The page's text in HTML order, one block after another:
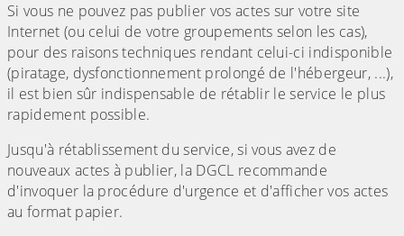
Si vous ne pouvez pas publier vos actes sur votre site
Internet (ou celui de votre groupements selon les cas),
pour des raisons techniques rendant celui-ci indisponible
(piratage, dysfonctionnement prolongé de l'hébergeur, ...),
il est bien sûr indispensable de rétablir le service le plus
rapidement possible.
Jusqu'à rétablissement du service, si vous avez de
nouveaux actes à publier, la DGCL recommande
d'invoquer la procédure d'urgence et d'afficher vos actes
au format papier.